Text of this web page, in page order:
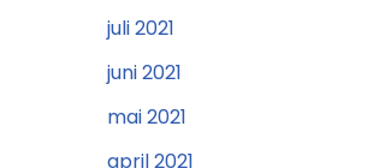
juli 2021
juni 2021
mai 2021
april 2021